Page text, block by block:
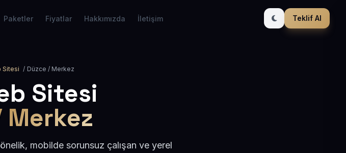
Paketler Fiyatlar Hakkımızda İletişim Teklif Al
Sitesi / Düzce / Merkez
Sitesi
Merkez
mobilde sorunsuz çalışan ve yerel